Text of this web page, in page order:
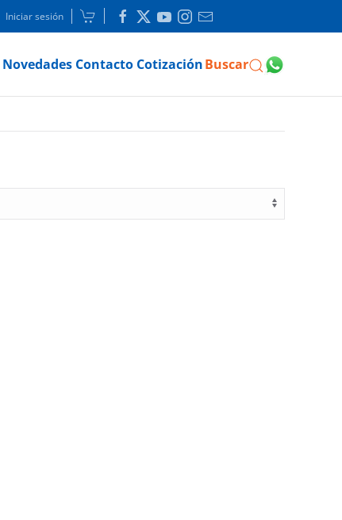
Iniciar sesión
Novedades Contacto CotizaciónBuscar